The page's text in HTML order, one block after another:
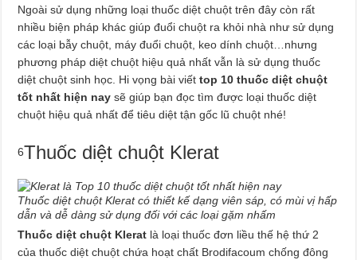
Ngoài sử dụng những loại thuốc diệt chuột trên đây còn rất
nhiều biện pháp khác giúp đuổi chuột ra khỏi nhà như sử dụng
các loại bẫy chuột, máy đuổi chuột, keo dính chuột…nhưng
phương pháp diệt chuột hiệu quả nhất vẫn là sử dụng thuốc
diệt chuột sinh học. Hi vọng bài viếttop 10 thuốc diệt chuột
tốt nhất hiện nay sẽ giúp bạn đọc tìm được loại thuốc diệt
chuột hiệu quả nhất để tiêu diệt tận gốc lũ chuột nhé!
6Thuốc diệt chuột Klerat
Thuốc diệt chuột Klerat có thiết kế dạng viên sáp, có mùi vị hấp
dẫn và dễ dàng sử dụng đối với các loại gặm nhấm
Thuốc diệt chuột Klerat là loại thuốc đơn liều thế hệ thứ 2
của thuốc diệt chuột chứa hoạt chất Brodifacoum chống đông